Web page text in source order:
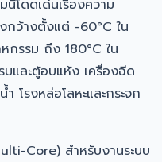
โดดเด่นเรื่องความ
ว้างตั้งแต่ -60°C ใน
รรม ถึง 180°C ใน
และตู้อบแห้ง เครื่องฉีด
โรงหล่อโลหะและกระจก
Core) สำหรับงานระบบ